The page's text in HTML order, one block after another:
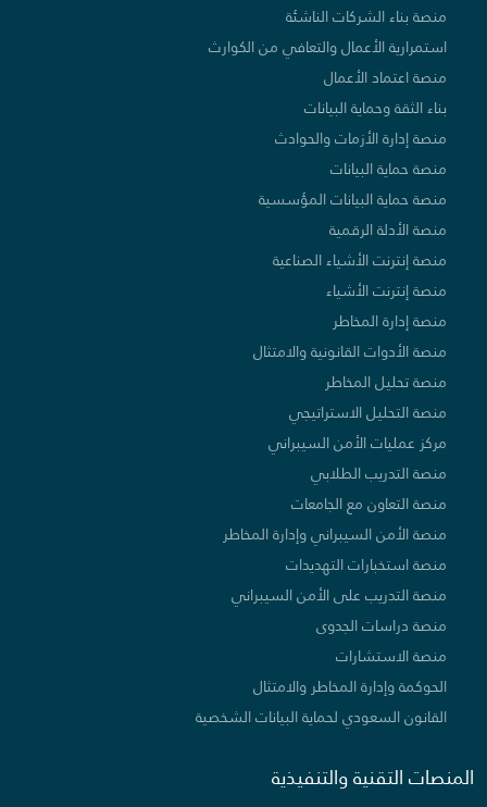
منصة بناء الشركات الناشئة
استمرارية الأعمال والتعافي من الكوارث
منصة اعتماد الأعمال
بناء الثقة وحماية البيانات
منصة إدارة الأزمات والحوادث
منصة حماية البيانات
منصة حماية البيانات المؤسسية
منصة الأدلة الرقمية
منصة إنترنت الأشياء الصناعية
منصة إنترنت الأشياء
منصة إدارة المخاطر
منصة الأدوات القانونية والامتثال
منصة تحليل المخاطر
منصة التحليل الاستراتيجي
مركز عمليات الأمن السيبراني
منصة التدريب الطلابي
منصة التعاون مع الجامعات
منصة الأمن السيبراني وإدارة المخاطر
منصة استخبارات التهديدات
منصة التدريب على الأمن السيبراني
منصة دراسات الجدوى
منصة الاستشارات
الحوكمة وإدارة المخاطر والامتثال
القانون السعودي لحماية البيانات الشخصية
المنصات التقنية والتنفيذية